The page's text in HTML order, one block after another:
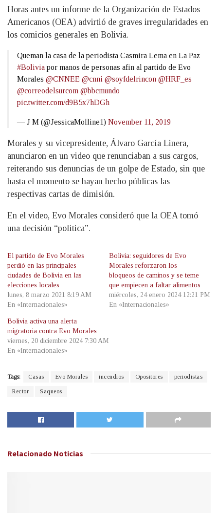
Horas antes un informe de la Organización de Estados
Americanos (OEA) advirtió de graves irregularidades en
los comicios generales en Bolivia.
Queman la casa de la periodista Casmira Lema en La Paz
#Bolivia por manos de personas afin al partido de Evo
Morales @CNNEE @cnni @soyfdelrincon @HRF_es
@correodelsurcom @bbcmundo
pic.twitter.com/d9B5x7hDGh
— J M (@JessicaMolline1) November 11, 2019
Morales y su vicepresidente, Álvaro García Linera,
anunciaron en un video que renunciaban a sus cargos,
reiterando sus denuncias de un golpe de Estado, sin que
hasta el momento se hayan hecho públicas las
respectivas cartas de dimisión.
En el video, Evo Morales consideró que la OEA tomó
una decisión “política”.
El partido de Evo Morales
perdió en las principales
ciudades de Bolivia en las
elecciones locales
lunes, 8 marzo 2021 8:19 AM
En «Internacionales»
Bolivia: seguidores de Evo
Morales reforzaron los
bloqueos de caminos y se teme
que empiecen a faltar alimentos
miércoles, 24 enero 2024 12:21 PM
En «Internacionales»
Bolivia activa una alerta
migratoria contra Evo Morales
viernes, 20 diciembre 2024 7:30 AM
En «Internacionales»
Tags: Casas Evo Morales incendios Opositores periodistas
Rector Saqueos
Relacionado Noticias